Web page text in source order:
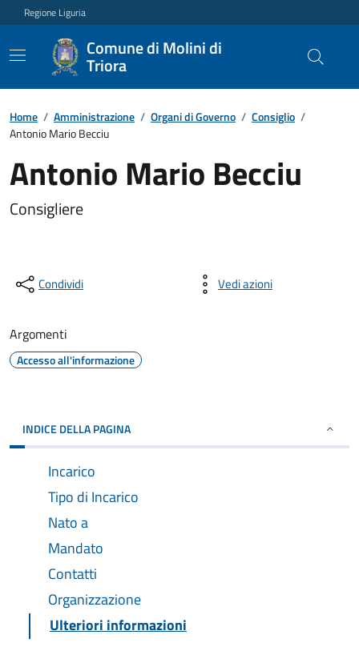
Regione Liguria
Comune di Molini di
Triora
Home / Amministrazione / Organi di Governo / Consiglio /
Antonio Mario Becciu
Antonio Mario Becciu
Consigliere
Condividi Vedi azioni
Argomenti
Accesso all'informazione
INDICE DELLA PAGINA
Incarico
Tipo di Incarico
Nato a
Mandato
Contatti
Organizzazione
Ulteriori informazioni